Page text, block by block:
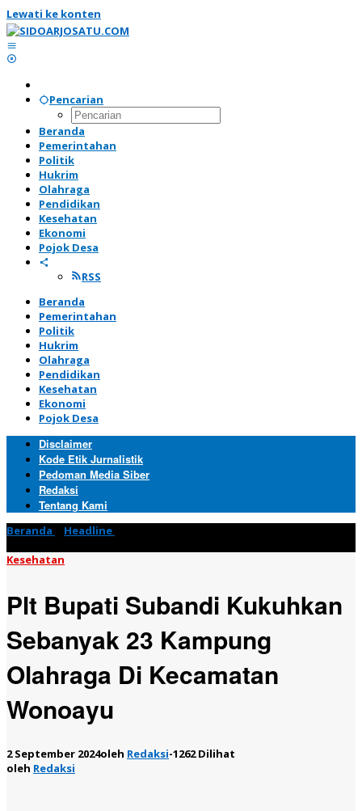
Lewati ke konten
Pencarian
Beranda
Pemerintahan
Politik
Hukrim
Olahraga
Pendidikan
Kesehatan
Ekonomi
Pojok Desa
RSS
Beranda
Pemerintahan
Politik
Hukrim
Olahraga
Pendidikan
Kesehatan
Ekonomi
Pojok Desa
Disclaimer
Kode Etik Jurnalistik
Pedoman Media Siber
Redaksi
Tentang Kami
Beranda Headline
Kesehatan
Plt Bupati Subandi Kukuhkan
Sebanyak 23 Kampung
Olahraga Di Kecamatan
Wonoayu
2 September 2024oleh Redaksi-1262 Dilihat
oleh Redaksi